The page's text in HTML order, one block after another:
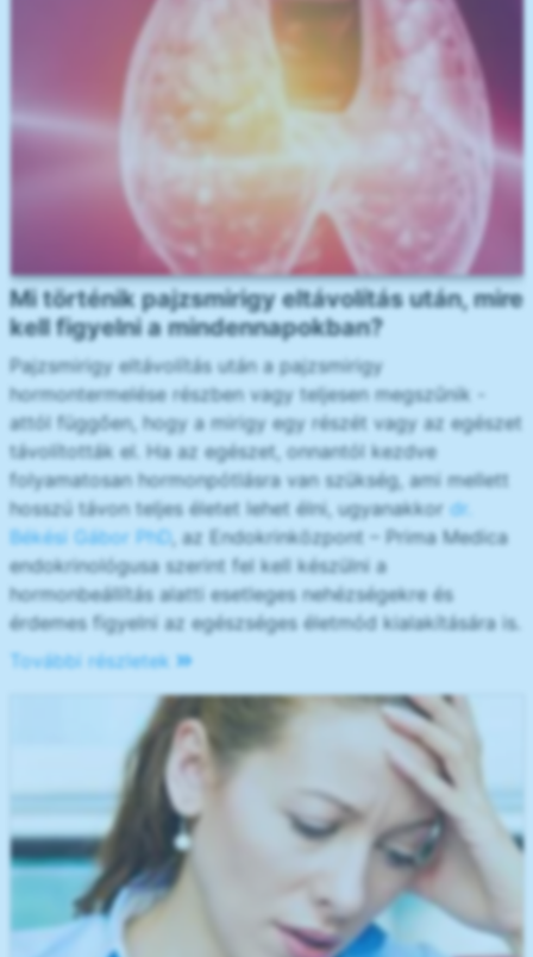
Mi történik pajzsmirigy eltávolítás után, mire
kell figyelni a mindennapokban?
Pajzsmirigy eltávolítás után a pajzsmirigy
hormontermelése részben vagy teljesen megszűnik -
attól függően, hogy a mirigy egy részét vagy az egészet
távolították el. Ha az egészet, onnantól kezdve
folyamatosan hormonpótlásra van szükség, ami mellett
hosszú távon teljes életet lehet élni, ugyanakkor dr.
Békési Gábor PhD
, az Endokrinközpont – Prima Medica
endokrinológusa szerint fel kell készülni a
hormonbeállítás alatti esetleges nehézségekre és
érdemes figyelni az egészséges életmód kialakítására is.
További részletek